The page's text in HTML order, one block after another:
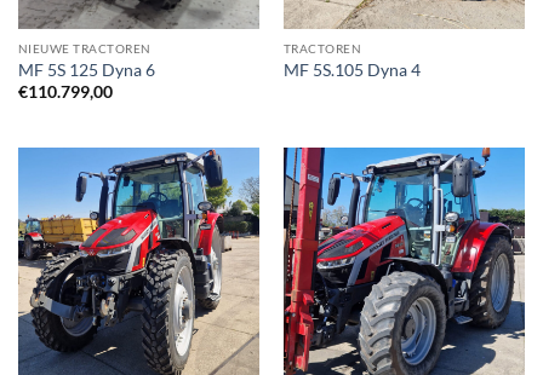
NIEUWE TRACTOREN
MF 5S 125 Dyna 6
€110.799,00
TRACTOREN
MF 5S.105 Dyna 4